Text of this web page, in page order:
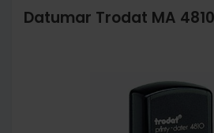
Datumar Trodat MA 4810